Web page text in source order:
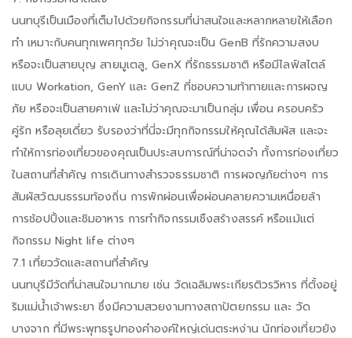
นนทบุรีเป็นเมืองที่เต็มไปด้วยกิจกรรมที่น่าสนใจและหลากหลายให้เลือก
ทำ เหมาะกับคนทุกเพศทุกวัย ไม่ว่าคุณจะเป็น GenB ที่รักความสงบ
หรือจะเป็นสายบุญ สายมูเตลู, GenX ที่รักธรรมชาติ หรือมีไลฟ์สไตล์
แบบ Workation, GenY และ GenZ ที่ชอบความท้าทายและการผจญ
ภัย หรือจะเป็นสายคาเฟ่ และไม่ว่าคุณจะมาเป็นกลุ่ม เพื่อน ครอบครัว
คู่รัก หรือลุยเดี่ยว รับรองว่าที่นี่จะมีทุกกิจกรรมให้คุณได้สัมผัส และจะ
ทำให้การท่องเที่ยวของคุณเป็นประสบการณ์ที่น่าจดจำ ทั้งการท่องเที่ยว
ในสถานที่สำคัญ การเดินทางสำรวจธรรมชาติ การผจญภัยต่างๆ การ
สัมผัสวัฒนธรรมท้องถิ่น การพักผ่อนเพื่อผ่อนคลายความเหนื่อยล้า
การช้อปปิ้งและชิมอาหาร การทำกิจกรรมเชืงสร้างสรรค์ หรือแม้แต่
กิจกรรม Night life ต่างๆ
7.1 เที่ยววัดและสถานที่สำคัญ
นนทบุรีมีวัดที่น่าสนใจมากมาย เช่น วัดเฉลิมพระเกียรติวรวิหาร ที่ตั้งอยู่
ริมแม่น้ำเจ้าพระยา ซึ่งมีความสวยงามทางสถาปัตยกรรม และ วัด
บางจาก ที่มีพระพุทธรูปทองคำองค์ใหญ่เด่นตระหง่าน นักท่องเที่ยวยัง